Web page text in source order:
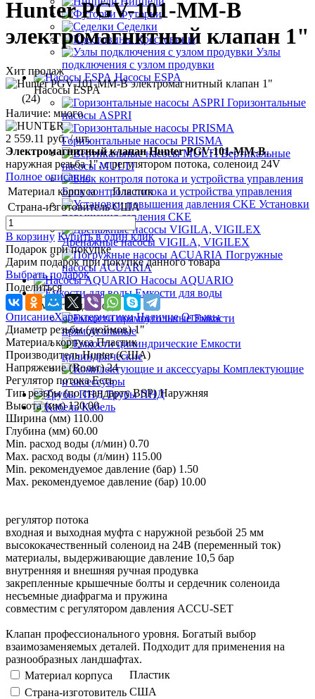
Футорки
Седелки
Крестовины
Узлы
подключения с узлом продувки
Насосы ESPA
Насосы ESPA
Горизонтальные
насосы ASPRI
Горизонтальные насосы PRISMA
Вертикальные
насосы MULTI
Блок контроля потока и устройства управления
Установки
повышения давления CKE
Дренажные насосы VIGILA, VIGILEX
Погружные
насосы ACUARIA
Насосы AQUARIO
Емкости для воды
Емкости для воды
Емкости
прямоугольные
Емкости
цилиндрические
Комплектующие
и аксессуары
Трубы ПНД
Кабель
Hunter PGV-101-MM-B
электромагнитный клапан 1"
Хит продаж
(24)
Наличие: много
2 559.11 руб./ шт.
Электромагнитный клапан Hunter PGV-101-MM-B,
наружная резьба 1", с регулятором потока, соленоид 24V
Полное описание
Материал корпуса
Пластик
Страна-изготовитель США
В корзину Купить в один клик
Подарок при покупке
Дарим подарок при покупке данного товара
Выбрать подарок
Поделиться
ОписаниеХарактеристики Наличие Отзывы
Диаметр резьбы (дюймов) 1"
Материал корпуса Пластик
Производитель Hunter (США)
Напряжение (Вольт) 24
Регулятор потока Есть
Тип резьбы (по стандарту BSP) Наружняя
Высота (мм) 130.00
Ширина (мм) 110.00
Глубина (мм) 60.00
Min. расход воды (л/мин) 0.70
Max. расход воды (л/мин) 115.00
Min. рекомендуемое давление (бар) 1.50
Max. рекомендуемое давление (бар) 10.00
регулятор потока
входная и выходная муфта с наружной резьбой 25 мм
высококачественный соленоид на 24В (переменный ток)
материалы, выдерживающие давление 10,5 бар
внутренняя и внешняя ручная продувка
закрепленные крышечные болты и сердечник соленоида
несъемные диафрагма и пружина
совместим с регулятором давления ACCU-SET
Клапан профессионального уровня. Богатый выбор
взаимозаменяемых деталей. Подходит для применения на
разнообразных ландшафтах.
Материал корпуса
Пластик
Страна-изготовитель США